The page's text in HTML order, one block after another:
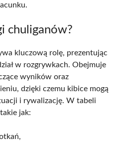
chuliganów?
kluczową rolę, prezentując
w rozgrywkach. Obejmuje
wyników oraz
dzięki czemu kibice mogą
i rywalizację. W tabeli
jak: